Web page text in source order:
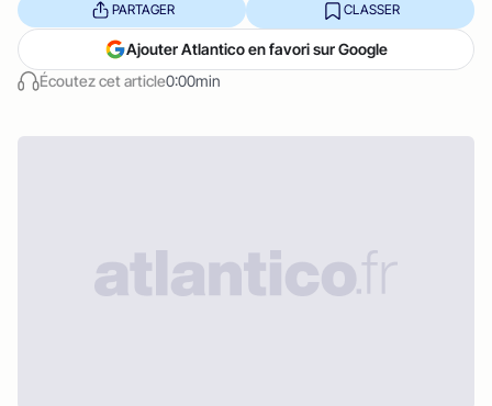
Écoutez cet article0:00min
PARTAGER CLASSER
Ajouter Atlantico en favori sur Google